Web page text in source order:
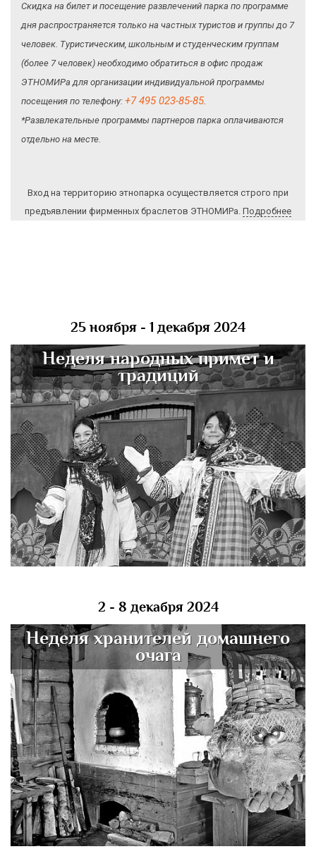
Скидка на билет и посещение развлечений парка по программе
дня распространяется только на частных туристов и группы до 7
человек. Туристическим, школьным и студенческим группам
(более 7 человек) необходимо обратиться в офис продаж
ЭТНОМИРа для организации индивидуальной программы
посещения по телефону: +7 495 023-85-85.
*Развлекательные программы партнеров парка оплачиваются
отдельно на месте.
Вход на территорию этнопарка осуществляется строго при
предъявлении фирменных браслетов ЭТНОМИРа. Подробнее
25 ноября - 1 декабря 2024
Неделя народных примет и
традиций
2 - 8 декабря 2024
Неделя хранителей домашнего
очага